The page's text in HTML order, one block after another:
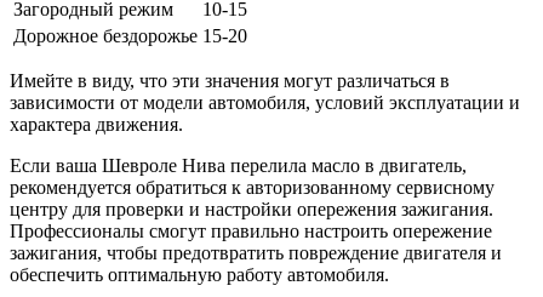
Загородный режим
10-15
Дорожное бездорожье 15-20
Имейте в виду, что эти значения могут различаться в
зависимости от модели автомобиля, условий эксплуатации и
характера движения.
Если ваша Шевроле Нива перелила масло в двигатель,
рекомендуется обратиться к авторизованному сервисному
центру для проверки и настройки опережения зажигания.
Профессионалы смогут правильно настроить опережение
зажигания, чтобы предотвратить повреждение двигателя и
обеспечить оптимальную работу автомобиля.